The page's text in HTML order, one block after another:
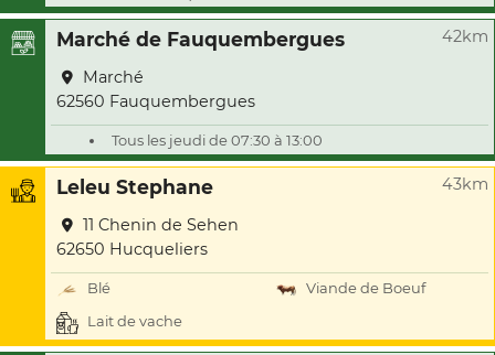
Marché de Fauquembergues 42km
Marché
62560 Fauquembergues
Tous les jeudi de 07:30 à 13:00
Leleu Stephane 43km
11 Chenin de Sehen
62650 Hucqueliers
Blé
Viande de Boeuf
Lait de vache